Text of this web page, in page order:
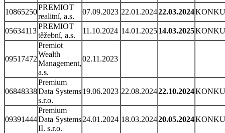
10865250
PREMIOT
realitní, a.s.
07.09.2023 22.01.202422.03.2024
05634113
PREMIOT
těžební, a.s.
11.10.2024 14.01.202514.03.2025
09517472
Premiot
Wealth
Management,
a.s.
02.11.2023
06848338
Premium
Data Systems
s.r.o.
19.06.2023 22.08.202422.10.2024
09391444
Premium
Data Systems
II. s.r.o.
24.01.2024 18.03.202420.05.2024